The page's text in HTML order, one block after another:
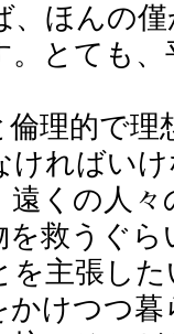
、ほんの
。とても
理的で理
ければい
くの人々
を救うぐ
を主張し
かけつつ